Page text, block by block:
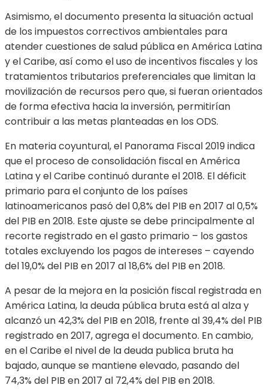
Asimismo, el documento presenta la situación actual
de los impuestos correctivos ambientales para
atender cuestiones de salud pública en América Latina
y el Caribe, así como el uso de incentivos fiscales y los
tratamientos tributarios preferenciales que limitan la
movilización de recursos pero que, si fueran orientados
de forma efectiva hacia la inversión, permitirían
contribuir a las metas planteadas en los ODS.
En materia coyuntural, el Panorama Fiscal 2019 indica
que el proceso de consolidación fiscal en América
Latina y el Caribe continuó durante el 2018. El déficit
primario para el conjunto de los países
latinoamericanos pasó del 0,8% del PIB en 2017 al 0,5%
del PIB en 2018. Este ajuste se debe principalmente al
recorte registrado en el gasto primario – los gastos
totales excluyendo los pagos de intereses – cayendo
del 19,0% del PIB en 2017 al 18,6% del PIB en 2018.
A pesar de la mejora en la posición fiscal registrada en
América Latina, la deuda pública bruta está al alza y
alcanzó un 42,3% del PIB en 2018, frente al 39,4% del PIB
registrado en 2017, agrega el documento. En cambio,
en el Caribe el nivel de la deuda publica bruta ha
bajado, aunque se mantiene elevado, pasando del
74,3% del PIB en 2017 al 72,4% del PIB en 2018.